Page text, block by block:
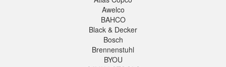
Awelco
BAHCO
Black & Decker
Bosch
Brennenstuhl
BYOU